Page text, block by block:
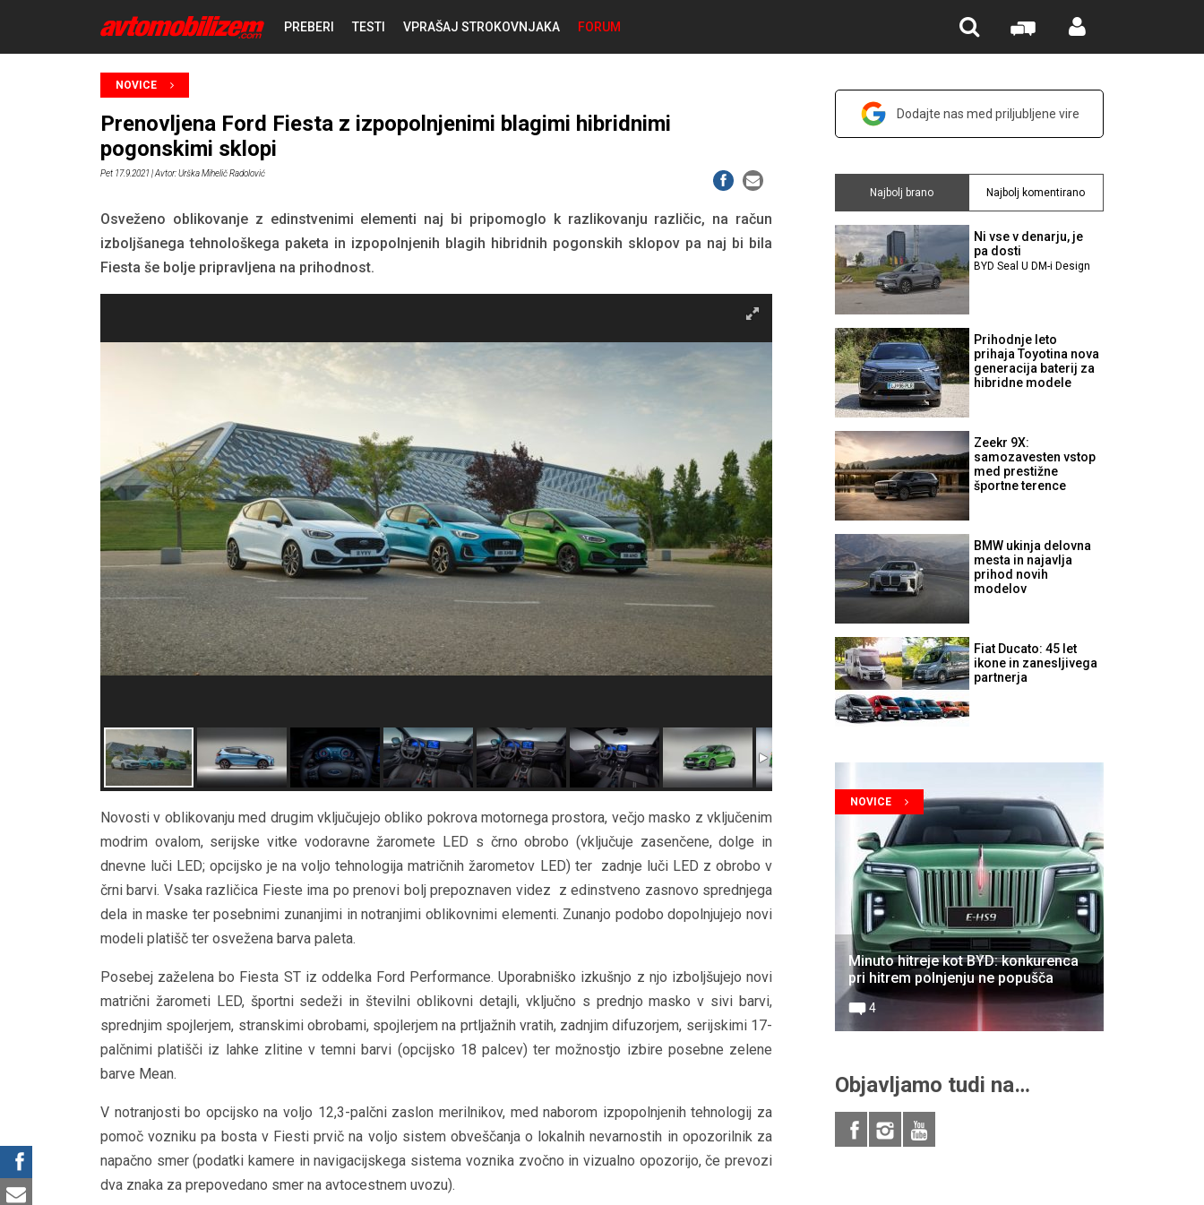
PREBERI
REPORTAŽE
TESTI VPRAŠAJ STROKOVNJAKA
GORIVA
MAZIVA IN OLJA
PREDELAVE
PNEVMATIKE
TIHOMIR KACJAN
TEHNIČNA VPRAŠANJA
ROK ČERNJAVSKI
AVTOPLIN
ŽIGA HABJAN
FORUM
NOVICE
Prenovljena Ford Fiesta z izpopolnjenimi blagimi hibridnimi
pogonskimi sklopi
Pet 17.9.2021 | Avtor: Urška Mihelič Radolović
Osveženo oblikovanje z edinstvenimi elementi naj bi pripomoglo k razlikovanju različic, na račun
izboljšanega tehnološkega paketa in izpopolnjenih blagih hibridnih pogonskih sklopov pa naj bi bila
Fiesta še bolje pripravljena na prihodnost.
Novosti v oblikovanju med drugim vključujejo obliko pokrova motornega prostora, večjo masko z vključenim
modrim ovalom, serijske vitke vodoravne žaromete LED s črno obrobo (vključuje zasenčene, dolge in
dnevne luči LED; opcijsko je na voljo tehnologija matričnih žarometov LED) ter zadnje luči LED z obrobo v
črni barvi. Vsaka različica Fieste ima po prenovi bolj prepoznaven videz z edinstveno zasnovo sprednjega
dela in maske ter posebnimi zunanjimi in notranjimi oblikovnimi elementi. Zunanjo podobo dopolnjujejo novi
modeli platišč ter osvežena barva paleta.
Posebej zaželena bo Fiesta ST iz oddelka Ford Performance. Uporabniško izkušnjo z njo izboljšujejo novi
matrični žarometi LED, športni sedeži in številni oblikovni detajli, vključno s prednjo masko v sivi barvi,
sprednjim spojlerjem, stranskimi obrobami, spojlerjem na prtljažnih vratih, zadnjim difuzorjem, serijskimi 17-
palčnimi platišči iz lahke zlitine v temni barvi (opcijsko 18 palcev) ter možnostjo izbire posebne zelene
barve Mean.
V notranjosti bo opcijsko na voljo 12,3-palčni zaslon merilnikov, med naborom izpopolnjenih tehnologij za
pomoč vozniku pa bosta v Fiesti prvič na voljo sistem obveščanja o lokalnih nevarnostih in opozorilnik za
napačno smer (podatki kamere in navigacijskega sistema voznika zvočno in vizualno opozorijo, če prevozi
dva znaka za prepovedano smer na avtocestnem uvozu).
Dodajte nas med priljubljene vire
Najbolj brano Najbolj komentirano
Ni vse v denarju, je
pa dosti
BYD Seal U DM-i Design
Prihodnje leto
prihaja Toyotina nova
generacija baterij za
hibridne modele
Zeekr 9X:
samozavesten vstop
med prestižne
športne terence
BMW ukinja delovna
mesta in najavlja
prihod novih
modelov
Fiat Ducato: 45 let
ikone in zanesljivega
partnerja
NOVICE
Minuto hitreje kot BYD: konkurenca
pri hitrem polnjenju ne popušča
4
Objavljamo tudi na…